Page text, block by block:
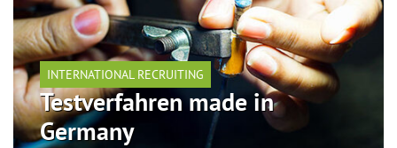
INTERNATIONAL RECRUITING
Testverfahren made in
Germany